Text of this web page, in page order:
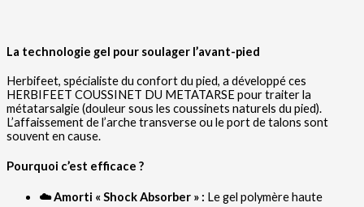
La technologie gel pour soulager l’avant-pied
Herbifeet, spécialiste du confort du pied, a développé ces
HERBIFEET COUSSINET DU METATARSE pour traiter la
métatarsalgie (douleur sous les coussinets naturels du pied).
L’affaissement de l’arche transverse ou le port de talons sont
souvent en cause.
Pourquoi c’est efficace ?
☁️ Amorti « Shock Absorber » : Le gel polymère haute